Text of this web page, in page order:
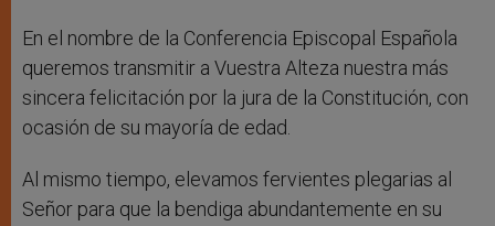
En el nombre de la Conferencia Episcopal Española
queremos transmitir a Vuestra Alteza nuestra más
sincera felicitación por la jura de la Constitución, con
ocasión de su mayoría de edad.
Al mismo tiempo, elevamos fervientes plegarias al
Señor para que la bendiga abundantemente en su